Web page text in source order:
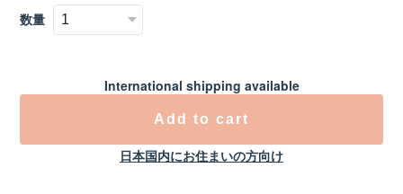
数量
International shipping available
Add to cart
日本国内にお住まいの方向け